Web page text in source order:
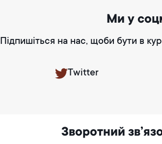
Ми у
Підпишіться на нас, щоби бути в
Twitter
Зворотний